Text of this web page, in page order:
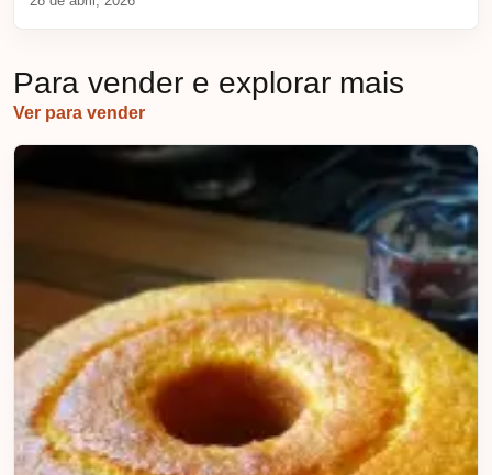
Para vender e explorar mais
Ver para vender